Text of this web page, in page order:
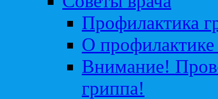
Профилактика
О профилактике
Внимание!
гриппа!